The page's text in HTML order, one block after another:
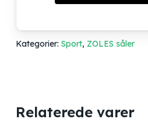
Kategorier: Sport, ZOLES såler
Relaterede varer